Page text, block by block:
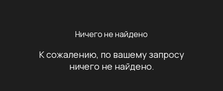
Ничего не найдено
К сожалению, по вашему запросу
ничего не найдено.